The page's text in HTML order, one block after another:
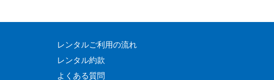
レンタルご利用の流れ
レンタル約款
よくある質問